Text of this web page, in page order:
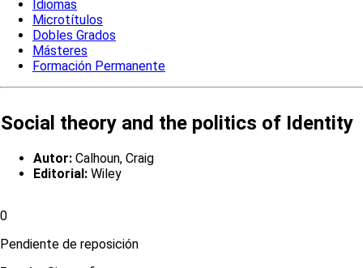
Idiomas
Microtítulos
Dobles Grados
Másteres
Formación Permanente
Social theory and the politics of Identity
Autor: Calhoun, Craig
Editorial: Wiley
0
Pendiente de reposición